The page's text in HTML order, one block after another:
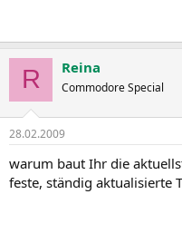
R Reina
Commodore Special
28.02.2009
warum baut Ihr die
feste, ständig aktualisierte